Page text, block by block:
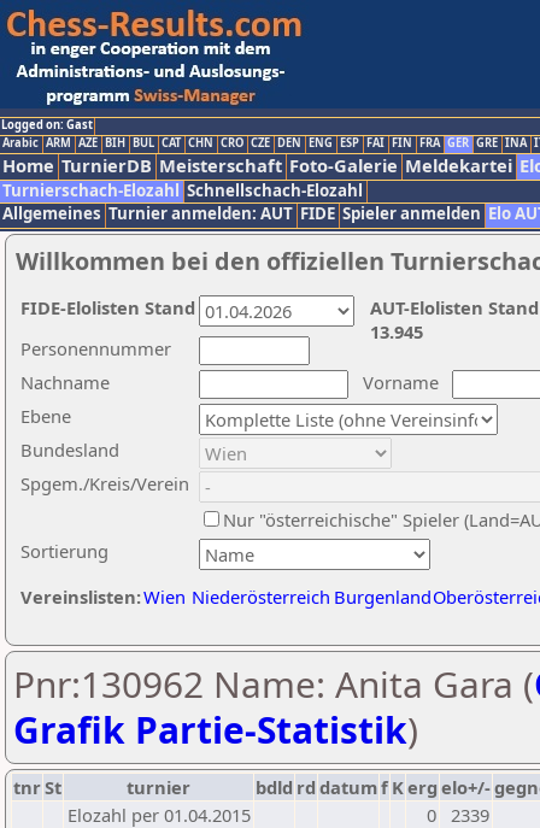
Logged on: Gast
Arabic ARM AZE BIH BUL CAT CHN CRO CZE DEN ENG ESP FAI FIN FRA GER GRE INA
Home TurnierDB Meisterschaft Foto-Galerie Meldekartei
Turnierschach-Elozahl Schnellschach-Elozahl
Allgemeines Turnier anmelden: AUT FIDE Spieler anmelden Elo
Willkommen bei den offiziellen
Nachname
Vorname
Ebene
Sortierung
Personennummer
Bundesland
Spgem./Kreis/Verein
Nur "österreichische" Spieler
Vereinslisten:Wien Niederösterreich Burgenland
AUT-Elolisten
13.945
FIDE-Elolisten Stand
Pnr:130962 Name: Anita Gara (
Grafik Partie-Statistik)
tnrSt turnier bdld rd datumf Kerg elo+/-
Elozahl per 01.04.2015
0 2339